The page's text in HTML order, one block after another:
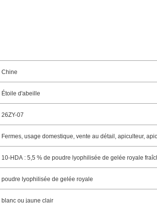
Chine
Étoile d'abeille
26ZY-07
Fermes, usage domestique, vente au détail, apiculteur,
10-HDA : 5,5 % de poudre lyophilisée de gelée royale
poudre lyophilisée de gelée royale
blanc ou jaune clair